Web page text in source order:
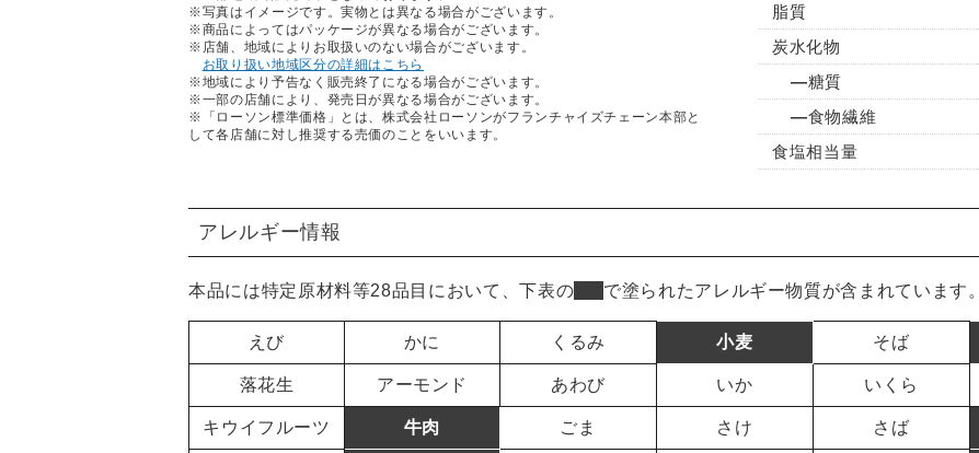
※写真はイメージです。実物とは異なる場合がございます。
※商品によってはパッケージが異なる場合がございます。
※店舗、地域によりお取扱いのない場合がございます。
お取り扱い地域区分の詳細はこちら
※地域により予告なく販売終了になる場合がございます。
※一部の店舗により、発売日が異なる場合がございます。
※「ローソン標準価格」とは、株式会社ローソンがフランチャイズチェーン本部と
して各店舗に対し推奨する売価のことをいいます。
脂質
炭水化物
糖質
食物繊維
食塩相当量
アレルギー情報
本品には特定原材料等28品目において、下表の で塗られたアレルギー物質が含まれています。
えび かに くるみ 小麦 そば
落花生 アーモンド あわび いか いくら
キウイフルーツ 牛肉 ごま さけ さば